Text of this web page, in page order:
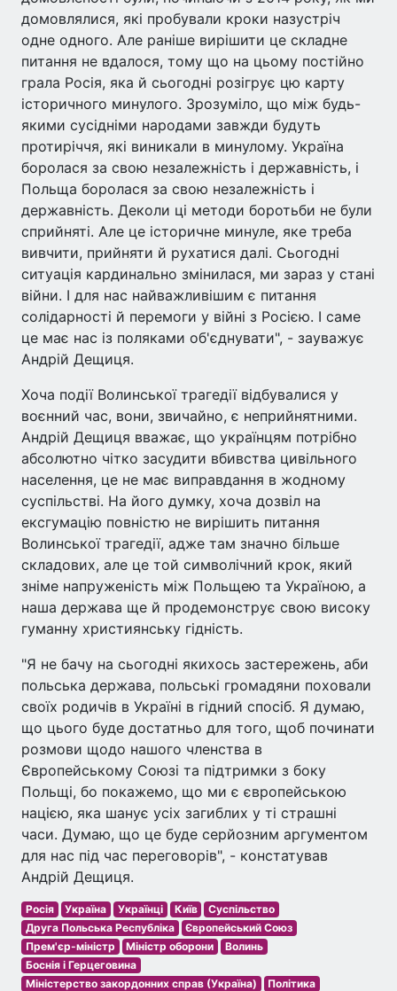
домовлялися, які пробували кроки назустріч
одне одного. Але раніше вирішити це складне
питання не вдалося, тому що на цьому постійно
грала Росія, яка й сьогодні розігрує цю карту
історичного минулого. Зрозуміло, що між будь-
якими сусідніми народами завжди будуть
протиріччя, які виникали в минулому. Україна
боролася за свою незалежність і державність, і
Польща боролася за свою незалежність і
державність. Деколи ці методи боротьби не були
сприйняті. Але це історичне минуле, яке треба
вивчити, прийняти й рухатися далі. Сьогодні
ситуація кардинально змінилася, ми зараз у стані
війни. І для нас найважливішим є питання
солідарності й перемоги у війні з Росією. І саме
це має нас із поляками об'єднувати", - зауважує
Андрій Дещиця.
Хоча події Волинської трагедії відбувалися у
воєнний час, вони, звичайно, є неприйнятними.
Андрій Дещиця вважає, що українцям потрібно
абсолютно чітко засудити вбивства цивільного
населення, це не має виправдання в жодному
суспільстві. На його думку, хоча дозвіл на
ексгумацію повністю не вирішить питання
Волинської трагедії, адже там значно більше
складових, але це той символічний крок, який
зніме напруженість між Польщею та Україною, а
наша держава ще й продемонструє свою високу
гуманну християнську гідність.
"Я не бачу на сьогодні якихось застережень, аби
польська держава, польські громадяни поховали
своїх родичів в Україні в гідний спосіб. Я думаю,
що цього буде достатньо для того, щоб починати
розмови щодо нашого членства в
Європейському Союзі та підтримки з боку
Польщі, бо покажемо, що ми є європейською
нацією, яка шанує усіх загиблих у ті страшні
часи. Думаю, що це буде серйозним аргументом
для нас під час переговорів", - констатував
Андрій Дещиця.
Росія Україна Українці Київ
Суспільство
Друга Польська Республіка
Європейський Союз
Прем'єр-міністр
Міністр оборони
Волинь
Боснія і Герцеговина
Міністерство закордонних справ (Україна)
Політика